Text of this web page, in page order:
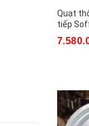
Quạt
tiếp